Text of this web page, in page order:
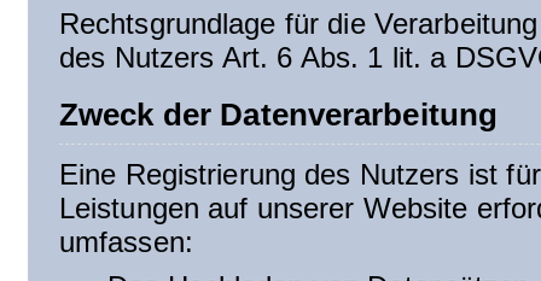
Rechtsgrundlage für die
des Nutzers Art. 6 Abs. 1 lit. a
Zweck der Datenverarbeitung
Eine Registrierung des Nutzers ist
Leistungen auf unserer Website
umfassen: